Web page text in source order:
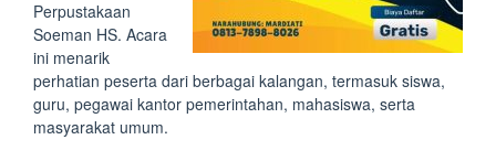
Perpustakaan
Soeman HS. Acara
ini menarik
perhatian peserta dari berbagai kalangan, termasuk siswa,
guru, pegawai kantor pemerintahan, mahasiswa, serta
masyarakat umum.